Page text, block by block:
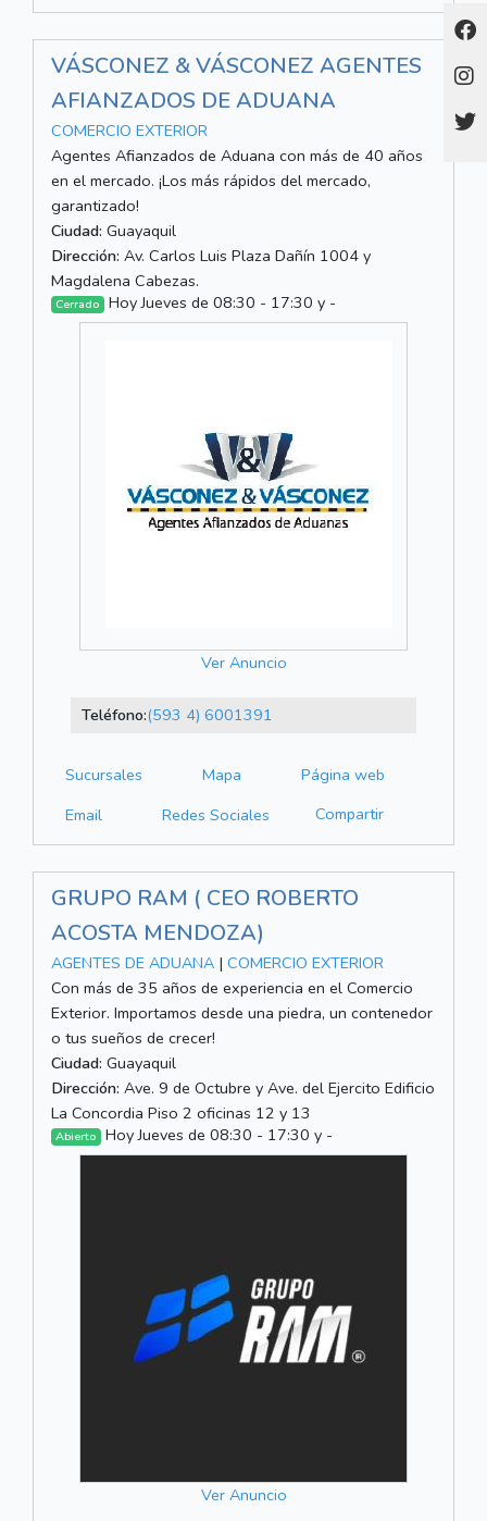
VÁSCONEZ & VÁSCONEZ AGENTES
AFIANZADOS DE ADUANA
COMERCIO EXTERIOR
Agentes Afianzados de Aduana con más de 40 años
en el mercado. ¡Los más rápidos del mercado,
garantizado!
Ciudad: Guayaquil
Dirección: Av. Carlos Luis Plaza Dañín 1004 y
Magdalena Cabezas.
Cerrado Hoy Jueves de 08:30 - 17:30 y -
Ver Anuncio
Teléfono:(593 4) 6001391
Sucursales Mapa
Página web
Email
Redes Sociales Compartir
GRUPO RAM ( CEO ROBERTO
ACOSTA MENDOZA)
AGENTES DE ADUANA | COMERCIO EXTERIOR
Con más de 35 años de experiencia en el Comercio
Exterior. Importamos desde una piedra, un contenedor
o tus sueños de crecer!
Ciudad: Guayaquil
Dirección: Ave. 9 de Octubre y Ave. del Ejercito Edificio
La Concordia Piso 2 oficinas 12 y 13
Abierto Hoy Jueves de 08:30 - 17:30 y -
Ver Anuncio